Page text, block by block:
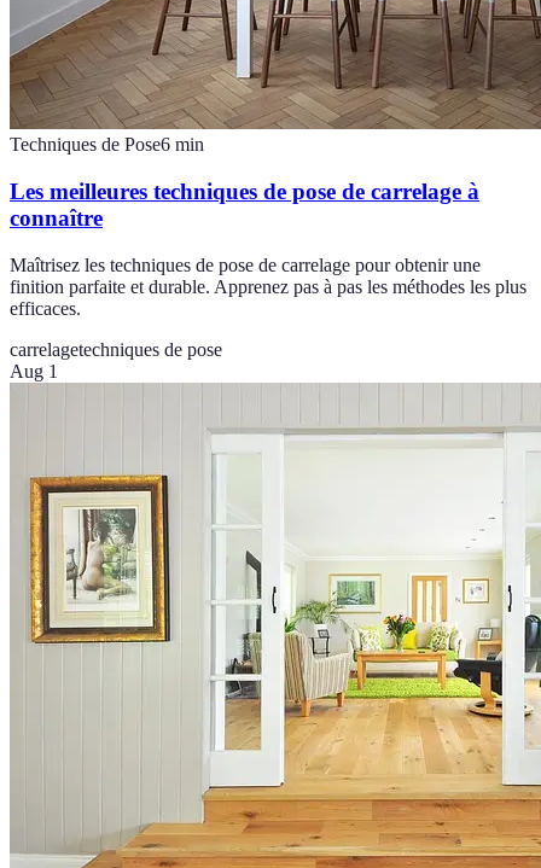
Techniques de Pose6 min
Les meilleures techniques de pose de carrelage à
connaître
Maîtrisez les techniques de pose de carrelage pour obtenir une
finition parfaite et durable. Apprenez pas à pas les méthodes les plus
efficaces.
carrelagetechniques de pose
Aug 1